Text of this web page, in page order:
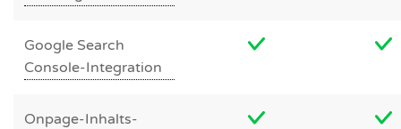
Google Search
Console-Integration
Onpage-Inhalts-